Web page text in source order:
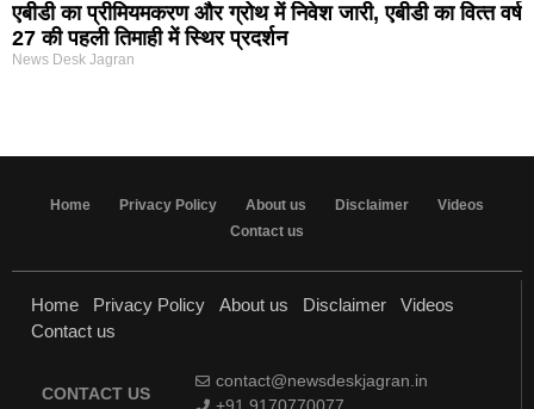
एबीडी का प्रीमियमकरण और ग्रोथ में निवेश जारी, एबीडी का वित्‍त वर्ष
27 की पहली तिमाही में स्थिर प्रदर्शन
News Desk Jagran
Home Privacy Policy About us Disclaimer
Videos
Contact us
Home Privacy Policy About us Disclaimer
Videos
Contact us
CONTACT US
contact@newsdeskjagran.in